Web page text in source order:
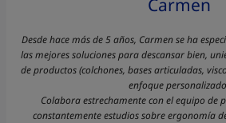
Carmen
Desde hace más de 5 años, Carmen se ha
las mejores soluciones para descansar bien,
de productos (colchones, bases articuladas,
enfoque
Colabora estrechamente con el equipo de
constantemente estudios sobre ergonomía